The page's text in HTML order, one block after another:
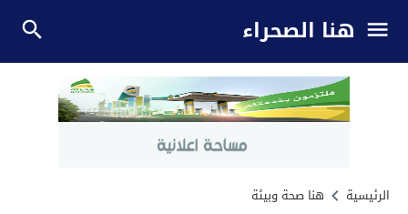
هنا الصحراء
الرئيسية هنا صحة وبيئة